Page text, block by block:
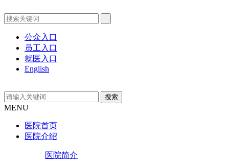
公众入口
员工入口
就医入口
English
MENU
医院首页
医院介绍
医院简介